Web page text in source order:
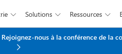
 Solutions  Ressources 
contenu principal
nous à la conférence de la